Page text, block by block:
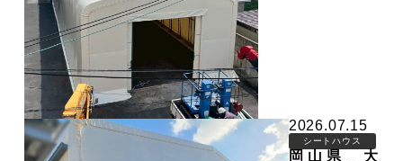
2026.07.15
シートハウス
岡山県 大